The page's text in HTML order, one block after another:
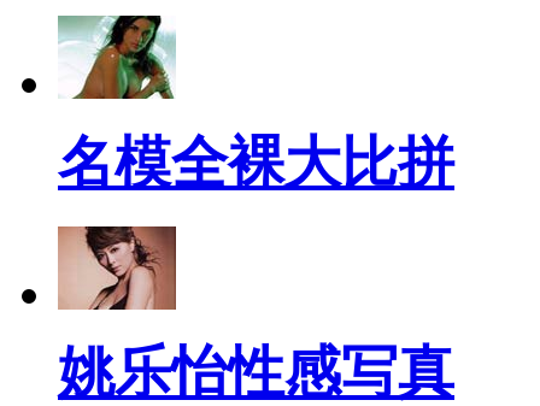
名模全裸大比拼
姚乐怡性感写真